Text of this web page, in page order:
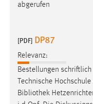
abgerufen
[PDF] DP87
Relevanz:
Bestellungen
Technische
Bibliothek
Name:
MibewSessionID,
chat-frame-style-
Zweck:
Wird benötigt um